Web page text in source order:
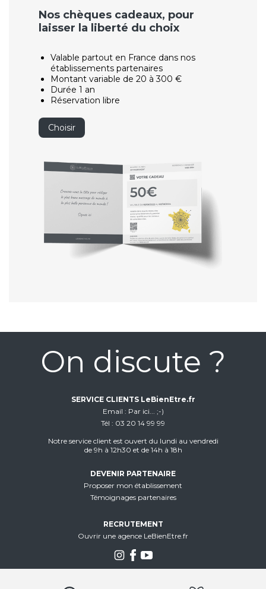
Nos chèques cadeaux, pour
laisser la liberté du choix
Valable partout en France dans nos
établissements partenaires
Montant variable de 20 à 300 €
Durée 1 an
Réservation libre
Choisir
On discute ?
SERVICE CLIENTS LeBienEtre.fr
Email
Par ici... ;-)
Tél
03 20 14 99 99
Notre service client est ouvert du lundi au vendredi
de 9h à 12h30 et de 14h à 18h
DEVENIR PARTENAIRE
Proposer mon établissement
Témoignages partenaires
RECRUTEMENT
Ouvrir une agence LeBienEtre.fr